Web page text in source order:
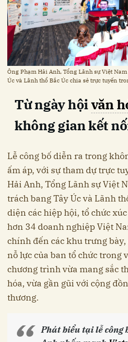
Ông Phạm Hải Anh, Tổng Lãnh sự Việt
Úc và Lãnh thổ Bắc Úc chia sẻ trực tuyến
Từ ngày hộivăn
không gian kết
Lễ công bố diễn ra trong
ấm áp, với sự tham dự trực
Hải Anh, Tổng Lãnh sự Việt
trách bang Tây Úc và Lãnh
diện các hiệp hội, tổ chức
hơn 34 doanh nghiệp Việt
chính đến các khu trưng
nỗ lực của ban tổ chức trong
chương trình vừa mang sắc
hóa, vừa gần gũi với cộng
thương.
Phát biểu tại lễ công